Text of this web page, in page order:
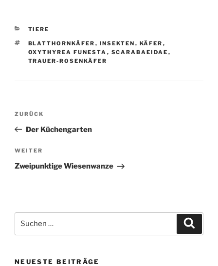
KATEGORIEN
TIERE
SCHLAGWÖRTER
BLATTHORNKÄFER , INSEKTEN , KÄFER ,
OXYTHYREA FUNESTA , SCARABAEIDAE ,
TRAUER-ROSENKÄFER
Beitragsnavigation
Vorheriger
Beitrag
ZURÜCK
Der Küchengarten
Nächster
Beitrag
WEITER
Zweipunktige Wiesenwanze
nach:
NEUESTE BEITRÄGE